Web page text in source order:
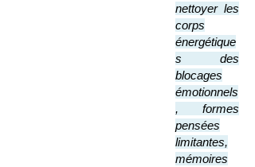
nettoyer les
corps
énergétique
s des
blocages
émotionnels
, formes
pensées
limitantes,
mémoires